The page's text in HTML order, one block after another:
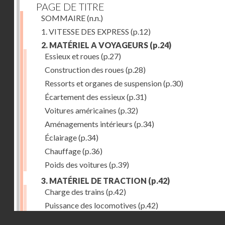
PAGE DE TITRE
SOMMAIRE(n.n.)
1. VITESSE DES EXPRESS (p.12)
2. MATÉRIEL A VOYAGEURS (p.24)
Essieux et roues (p.27)
Construction des roues (p.28)
Ressorts et organes de suspension(p.30)
Écartement des essieux(p.31)
Voitures américaines (p.32)
Aménagements intérieurs (p.34)
Éclairage(p.34)
Chauffage(p.36)
Poids des voitures (p.39)
3. MATÉRIEL DE TRACTION (p.42)
Charge des trains (p.42)
Puissance des locomotives (p.42)